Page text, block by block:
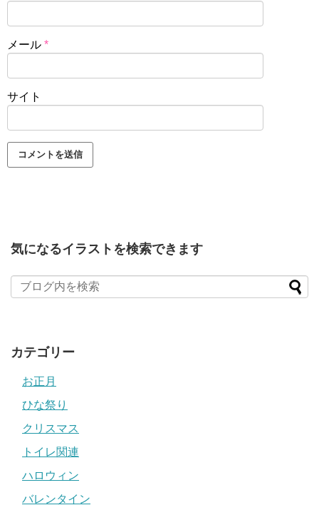
メール *
サイト
気になるイラストを検索できます
カテゴリー
お正月
ひな祭り
クリスマス
トイレ関連
ハロウィン
バレンタイン